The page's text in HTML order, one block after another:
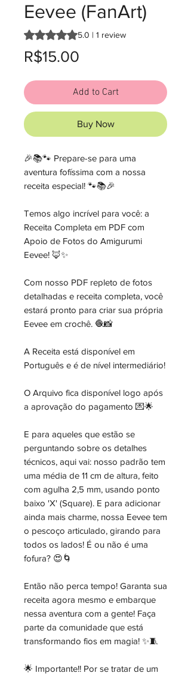
Eevee (FanArt)
Rating is 5.0 out of five stars based on 1
5.0 | 1 review
R$15.00
Add to Cart
Buy Now
🎉📚🐾 Prepare-se para uma
aventura fofíssima com a nossa
receita especial! 🐾📚🎉
Temos algo incrível para você: a
Receita Completa em PDF com
Apoio de Fotos do Amigurumi
Eevee! 🦊✨
Com nosso PDF repleto de fotos
detalhadas e receita completa, você
estará pronto para criar sua própria
Eevee em crochê. 🧶📸
A Receita está disponível em
Português e é de nível intermediário!
O Arquivo fica disponível logo após
a aprovação do pagamento 💌🌟
E para aqueles que estão se
perguntando sobre os detalhes
técnicos, aqui vai: nosso padrão tem
uma média de 11 cm de altura, feito
com agulha 2,5 mm, usando ponto
baixo 'X' (Square). E para adicionar
ainda mais charme, nossa Eevee tem
o pescoço articulado, girando para
todos os lados! É ou não é uma
fofura? 😍🌀
Então não perca tempo! Garanta sua
receita agora mesmo e embarque
nessa aventura com a gente! Faça
parte da comunidade que está
transformando fios em magia! ✨🧵
🌟 Importante!! Por se tratar de um